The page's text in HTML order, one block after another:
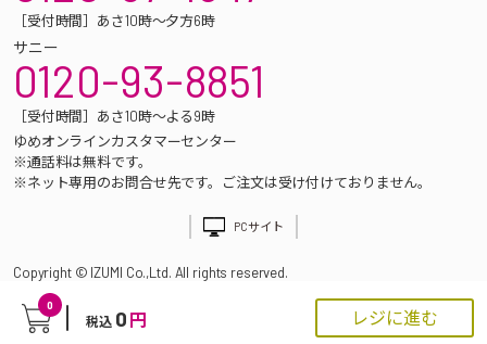
0
税込 0 円 レジに進む
［受付時間］あさ10時～夕方6時
サニー
0120-93-8851
［受付時間］あさ10時～よる9時
ゆめオンラインカスタマーセンター
※通話料は無料です。
※ネット専用のお問合せ先です。ご注文は受け付けておりません。
PCサイト
Copyright © IZUMI Co.,Ltd. All rights reserved.